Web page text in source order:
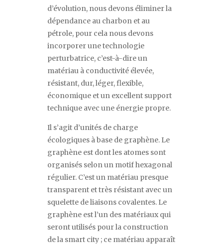
d’évolution, nous devons éliminer la
dépendance au charbon et au
pétrole, pour cela nous devons
incorporer une technologie
perturbatrice, c’est-à-dire un
matériau à conductivité élevée,
résistant, dur, léger, flexible,
économique et un excellent support
technique avec une énergie propre.
Il s’agit d’unités de charge
écologiques à base de graphène. Le
graphène est dont les atomes sont
organisés selon un motif hexagonal
régulier. C’est un matériau presque
transparent et très résistant avec un
squelette de liaisons covalentes. Le
graphène est l’un des matériaux qui
seront utilisés pour la construction
de la smart city ; ce matériau apparaît